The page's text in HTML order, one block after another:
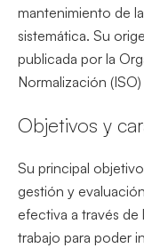
mantenimiento de
sistemática. Su
publicada por la
Normalización
Objetivos y
Su principal
gestión y
efectiva a través
trabajo para poder